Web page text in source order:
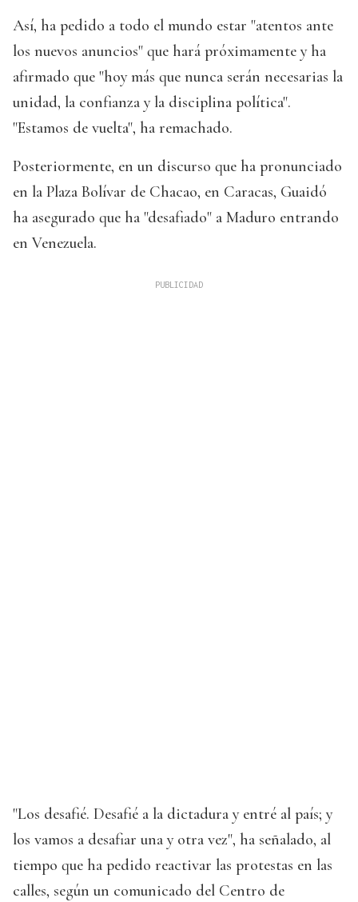
Así, ha pedido a todo el mundo estar "atentos ante
los nuevos anuncios" que hará próximamente y ha
afirmado que "hoy más que nunca serán necesarias la
unidad, la confianza y la disciplina política".
"Estamos de vuelta", ha remachado.
Posteriormente, en un discurso que ha pronunciado
en la Plaza Bolívar de Chacao, en Caracas, Guaidó
ha asegurado que ha "desafiado" a Maduro entrando
en Venezuela.
"Los desafié. Desafié a la dictadura y entré al país; y
los vamos a desafiar una y otra vez", ha señalado, al
tiempo que ha pedido reactivar las protestas en las
calles, según un comunicado del Centro de